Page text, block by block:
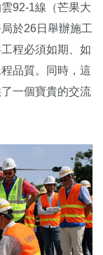
92-1線（芒果大
於26日舉辦施工
程必須如期、如
品質。同時，這
一個寶貴的交流